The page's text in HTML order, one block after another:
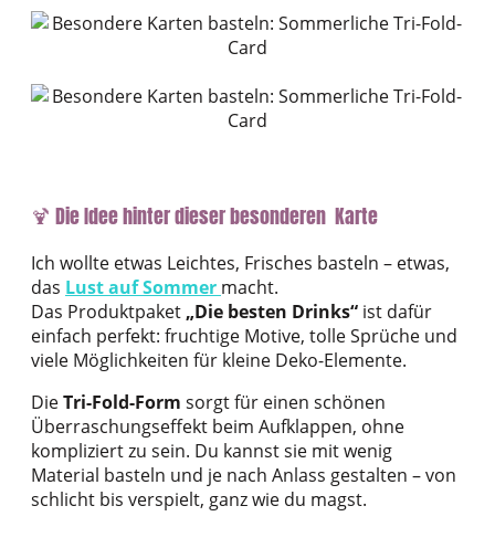
🍹 Die Idee hinter dieser besonderen Karte
Ich wollte etwas Leichtes, Frisches basteln – etwas,
das Lust auf Sommer macht.
Das Produktpaket „Die besten Drinks“ ist dafür
einfach perfekt: fruchtige Motive, tolle Sprüche und
viele Möglichkeiten für kleine Deko-Elemente.
DieTri-Fold-Form sorgt für einen schönen
Überraschungseffekt beim Aufklappen, ohne
kompliziert zu sein. Du kannst sie mit wenig
Material basteln und je nach Anlass gestalten – von
schlicht bis verspielt, ganz wie du magst.